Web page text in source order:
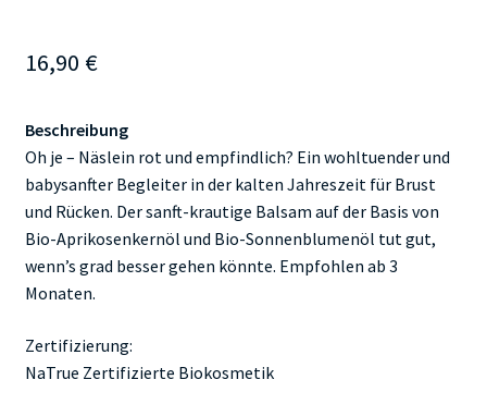
16,90 €
Beschreibung
Oh je – Näslein rot und empfindlich? Ein wohltuender und
babysanfter Begleiter in der kalten Jahreszeit für Brust
und Rücken. Der sanft-krautige Balsam auf der Basis von
Bio-Aprikosenkernöl und Bio-Sonnenblumenöl tut gut,
wenn’s grad besser gehen könnte. Empfohlen ab 3
Monaten.
Zertifizierung:
NaTrue Zertifizierte Biokosmetik